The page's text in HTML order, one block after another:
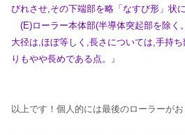
びれさせ,その下端部を略「なすび形」状
(E)ローラー本体部(半導体突起部を除く
大径は,ほぼ等しく,長さについては,手持
りもやや長めである点。
』
以上です！個人的には最後のローラーがお